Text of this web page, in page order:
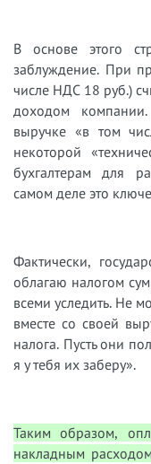
В основе этого
заблуждение. При
числе НДС 18 руб.)
доходом
выручке «в том
некоторой «
бухгалтерам для
самом деле это
Фактически,
облагаю налогом
всеми уследить. Не
вместе со своей
налога. Пусть они
я у тебя их заберу».
Таким образом,
накладным